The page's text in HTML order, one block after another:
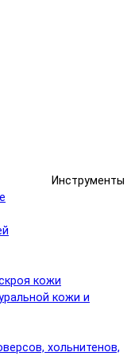
Инструменты
кожи
кожи и
хольнитенов,